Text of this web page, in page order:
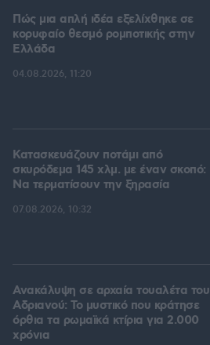
Πώς μια απλή ιδέα εξελίχθηκε σε
κορυφαίο θεσμό ρομποτικής στην
Ελλάδα
04.08.2026, 11:20
Κατασκευάζουν ποτάμι από
σκυρόδεμα 145 χλμ. με έναν σκοπό:
Να τερματίσουν την ξηρασία
07.08.2026, 10:32
Ανακάλυψη σε αρχαία τουαλέτα του
Αδριανού: Το μυστικό που κράτησε
όρθια τα ρωμαϊκά κτίρια για 2.000
χρόνια